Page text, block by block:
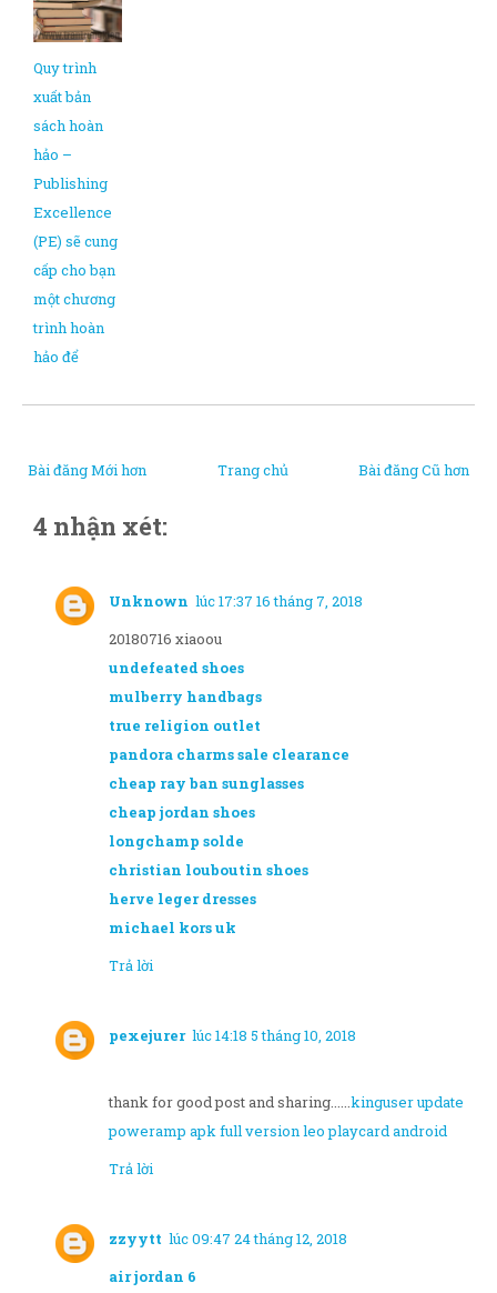
Quy trình
xuất bản
sách hoàn
hảo –
Publishing
Excellence
(PE) sẽ cung
cấp cho bạn
một chương
trình hoàn
hảo để
Bài đăng Mới hơn Bài đăng Cũ hơn
Trang chủ
4 nhận xét:
Unknown lúc 17:37 16 tháng 7, 2018
20180716 xiaoou
undefeated shoes
mulberry handbags
true religion outlet
pandora charms sale clearance
cheap ray ban sunglasses
cheap jordan shoes
longchamp solde
christian louboutin shoes
herve leger dresses
michael kors uk
Trả lời
pexejurer lúc 14:18 5 tháng 10, 2018
thank for good post and sharing......kinguser update
poweramp apk full versionleo playcard android
Trả lời
zzyytt lúc 09:47 24 tháng 12, 2018
air jordan 6